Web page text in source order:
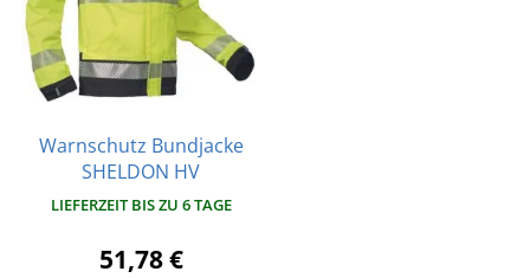
Warnschutz Bundjacke
SHELDON HV
LIEFERZEIT BIS ZU 6 TAGE
51,78 €